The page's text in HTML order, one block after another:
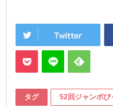
タグ 52回ジャンボび